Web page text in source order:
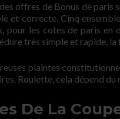
offres de Bonus de
et correcte. Cinq
les cotes de paris en
très simple et rapide, la
plaintes
Roulette, cela dépend
De La